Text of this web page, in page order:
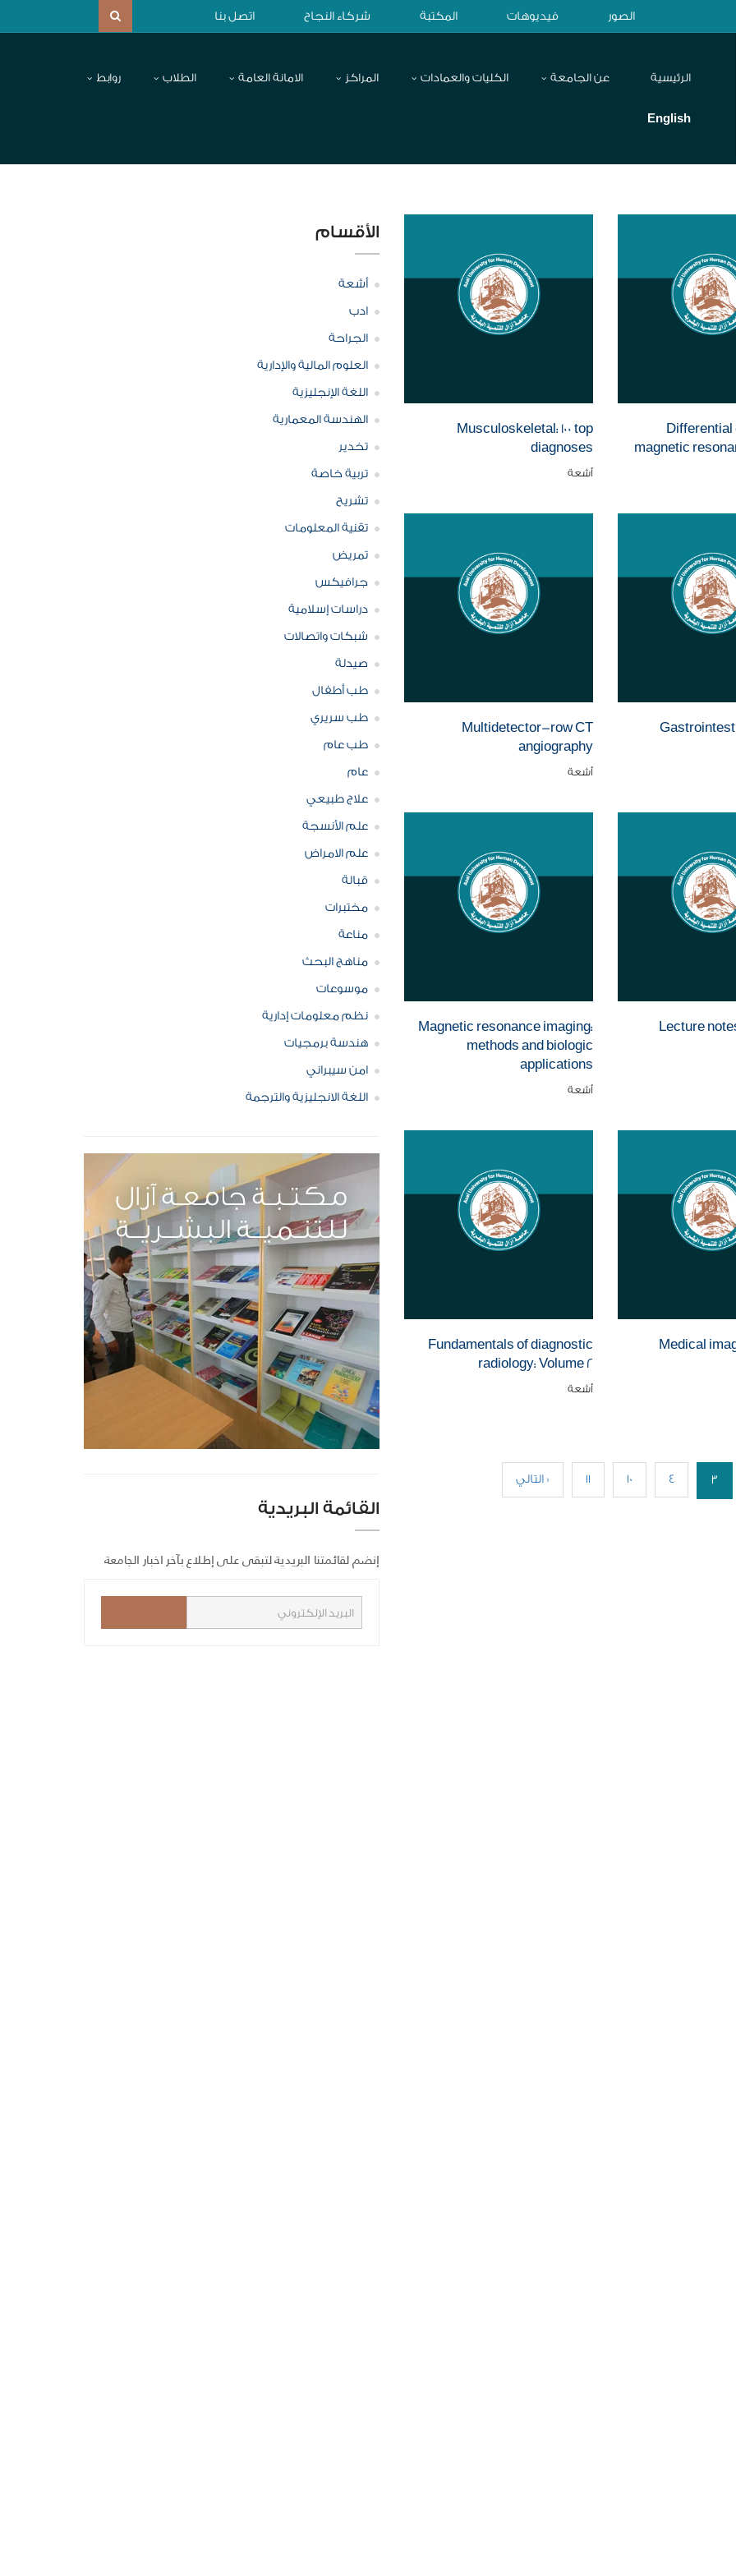
الصور فيديوهات المكتبة شركاء النجاح اتصل بنا
الرئيسية عن الجامعة الكليات والعمادات المراكز الامانة العامة الطلاب روابط
English
magnetic
Musculoskeletal: 100 top
diagnoses
أشعة
Multidetector-row CT
angiography
أشعة
Lecture
Magnetic resonance imaging:
methods and biologic
applications
أشعة
Medical
Fundamentals of diagnostic
radiology: Volume 2
أشعة
3
4
10
11 التالي »
الأقسام
أشعة
ادب
الجراحة
العلوم المالية والإدارية
اللغة الإنجليزية
الهندسة المعمارية
تخدير
تربية خاصة
تشريح
تقنية المعلومات
تمريض
جرافيكس
دراسات إسلامية
شبكات واتصالات
صيدلة
طب أطفال
طب سريري
طب عام
عام
علاج طبيعي
علم الأنسجة
علم الامراض
قبالة
مختبرات
مناعة
مناهج البحث
موسوعات
نظم معلومات إدارية
هندسة برمجيات
امن سيبراني
اللغة الانجليزية والترجمة
القائمة البريدية
إنضم لقائمتنا البريدية لتبقى على إطلاع بآخر اخبار الجامعة